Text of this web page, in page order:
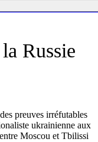
Russie
preuves irréfutables
ukrainienne aux
Moscou et Tbilissi